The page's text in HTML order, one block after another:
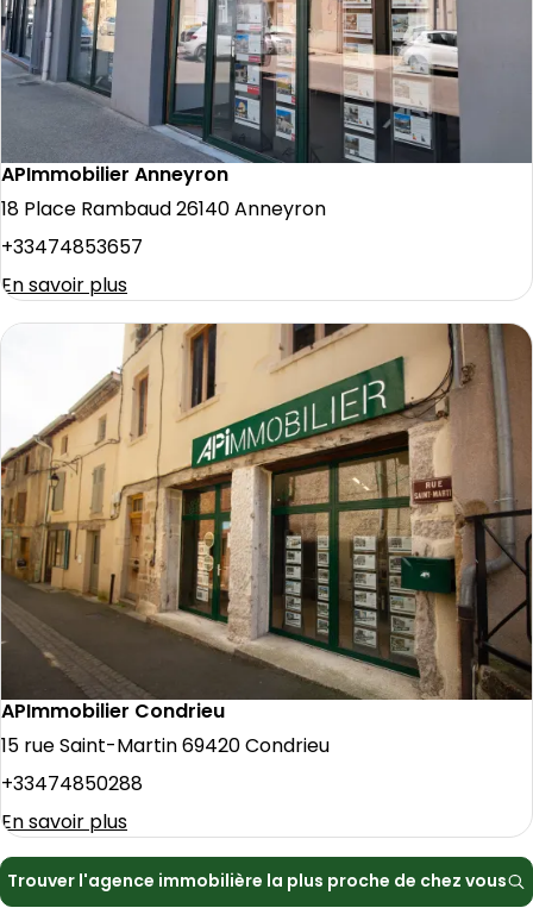
APImmobilier Anneyron
18 Place Rambaud 26140 Anneyron
+33474853657
En savoir plus
APImmobilier Condrieu
15 rue Saint-Martin 69420 Condrieu
+33474850288
En savoir plus
Trouver l'agence immobilière la plus proche de chez vous